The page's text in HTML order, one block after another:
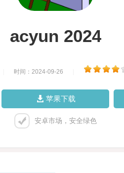
acyun 2024
时间：2024-09-26
苹果下载
安卓市场，安全绿色